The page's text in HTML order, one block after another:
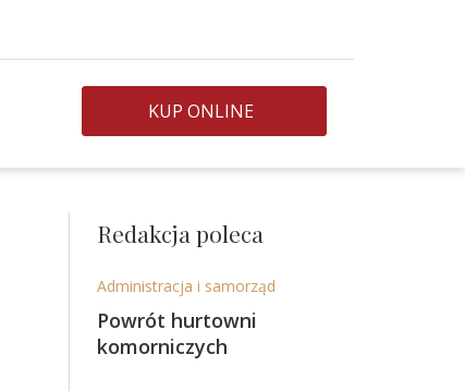
KUP ONLINE
Redakcja poleca
Administracja i samorząd
Powrót hurtowni
komorniczych